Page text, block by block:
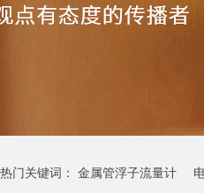
热门关键词： 金属管浮子流量计